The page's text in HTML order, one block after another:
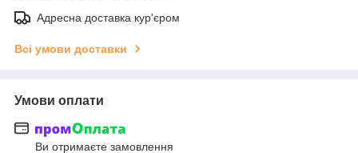
Адресна доставка кур'єром
Всі умови доставки
Умови оплати
Ви отримаєте замовлення